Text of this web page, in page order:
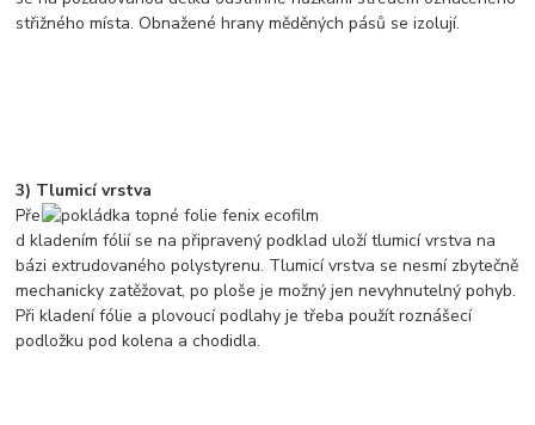
střižného místa. Obnažené hrany měděných pásů se izolují.
3) Tlumicí vrstva
Pře
d kladením fólií se na připravený podklad uloží tlumicí vrstva na
bázi extrudovaného polystyrenu. Tlumicí vrstva se nesmí zbytečně
mechanicky zatěžovat, po ploše je možný jen nevyhnutelný pohyb.
Při kladení fólie a plovoucí podlahy je třeba použít roznášecí
podložku pod kolena a chodidla.